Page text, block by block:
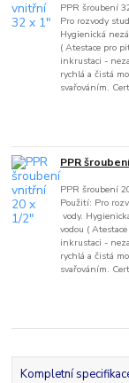
PPR šroubení
Pro rozvody
Hygienická
( Atestace pro
inkrustaci -
rychlá a čistá
svařováním.
PPR
PPR šroubení
Použití: Pro
vody.
vodou (
inkrustaci -
rychlá a čistá
svařováním.
Kompletní